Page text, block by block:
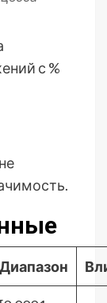
с %
Диапазон